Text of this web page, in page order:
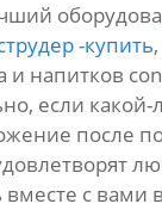
-купить,
con
если какой-
после
с вами